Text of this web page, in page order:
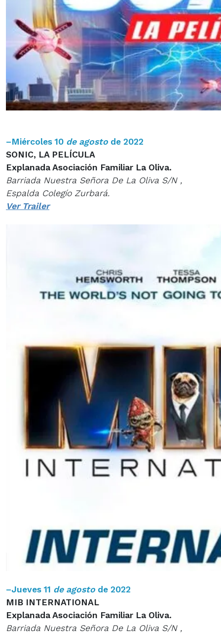
–Miércoles 10 de agosto de 2022
SONIC, LA PELÍCULA
Explanada Asociación Familiar La Oliva.
Barriada Nuestra Señora De La Oliva S/N ,
Espalda Colegío Zurbará.
Ver Trailer
–Jueves 11 de agosto de 2022
MIB INTERNATIONAL
Explanada Asociación Familiar La Oliva.
Barriada Nuestra Señora De La Oliva S/N ,